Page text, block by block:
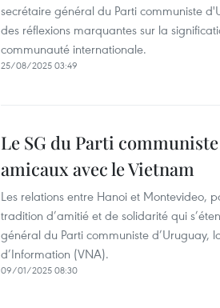
secrétaire général du Parti communiste
des réflexions marquantes sur la
communauté internationale.
25/08/2025 03:49
Le SG du Parti
amicaux avec le Vietnam
Les relations entre Hanoi et Montevideo,
tradition d’amitié et de solidarité qui
général du Parti communiste d’Uruguay,
d’Information (VNA).
09/01/2025 08:30